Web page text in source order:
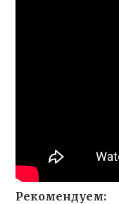
Рекомендуем: